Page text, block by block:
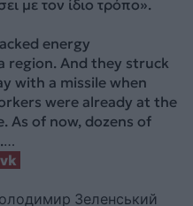
με τον ίδιο τρόπο».
energy
region. And they struck
with a missile when
were already at the
As of now, dozens of
Зеленський